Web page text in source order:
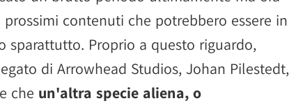
contenuti che potrebbero essere in
sparattutto. Proprio a questo riguardo,
di Arrowhead Studios, Johan Pilestedt,
che un'altra specie aliena, o